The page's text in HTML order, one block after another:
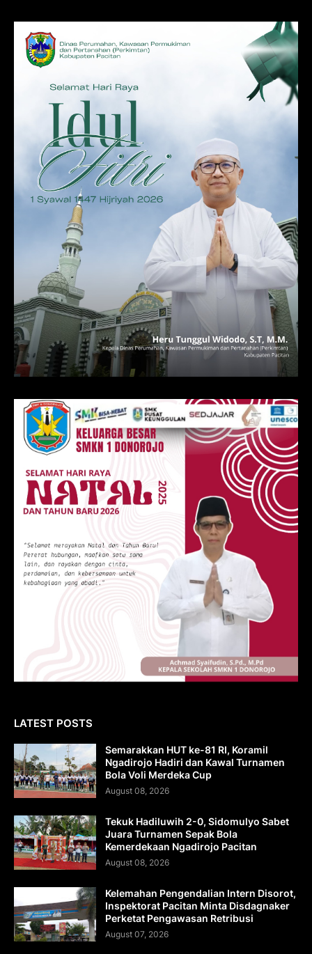
LATEST POSTS
Semarakkan HUT ke-81 RI, Koramil
Ngadirojo Hadiri dan Kawal Turnamen
Bola Voli Merdeka Cup
August 08, 2026
Tekuk Hadiluwih 2-0, Sidomulyo Sabet
Juara Turnamen Sepak Bola
Kemerdekaan Ngadirojo Pacitan
August 08, 2026
Kelemahan Pengendalian Intern Disorot,
Inspektorat Pacitan Minta Disdagnaker
Perketat Pengawasan Retribusi
August 07, 2026